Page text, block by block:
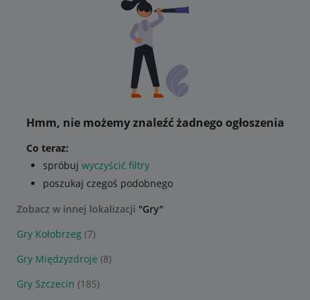
Hmm, nie możemy znaleźć żadnego ogłoszenia
Co teraz:
spróbuj wyczyścić filtry
poszukaj czegoś podobnego
Zobacz w innej lokalizacji "Gry"
Gry Kołobrzeg (7)
Gry Międzyzdroje (8)
Gry Szczecin (185)